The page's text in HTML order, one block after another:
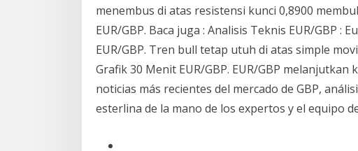
menembus di atas resistensi kunci 0,8900
EUR/GBP. Baca juga : Analisis Teknis EUR/GBP :
EUR/GBP. Tren bull tetap utuh di atas simple
Grafik 30 Menit EUR/GBP. EUR/GBP
noticias más recientes del mercado de GBP,
esterlina de la mano de los expertos y el equipo